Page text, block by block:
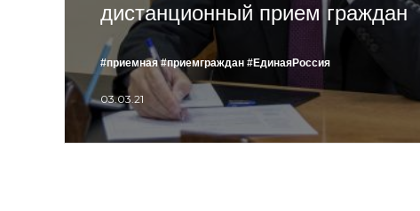
дистанционный прием граждан
#приемная #приемграждан #ЕдинаяРоссия
03.03.21